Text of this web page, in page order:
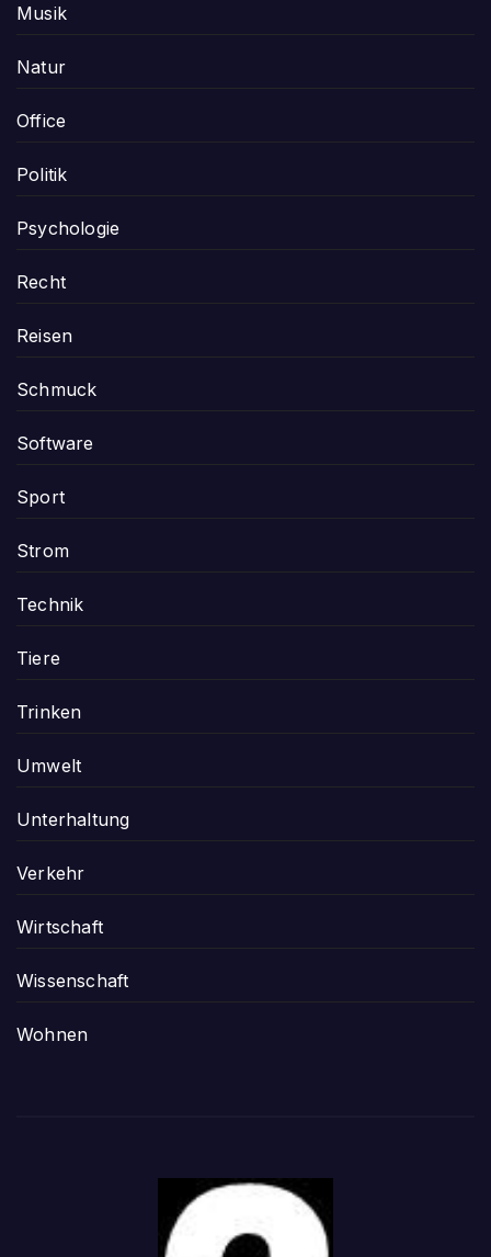
Musik
Natur
Office
Politik
Psychologie
Recht
Reisen
Schmuck
Software
Sport
Strom
Technik
Tiere
Trinken
Umwelt
Unterhaltung
Verkehr
Wirtschaft
Wissenschaft
Wohnen